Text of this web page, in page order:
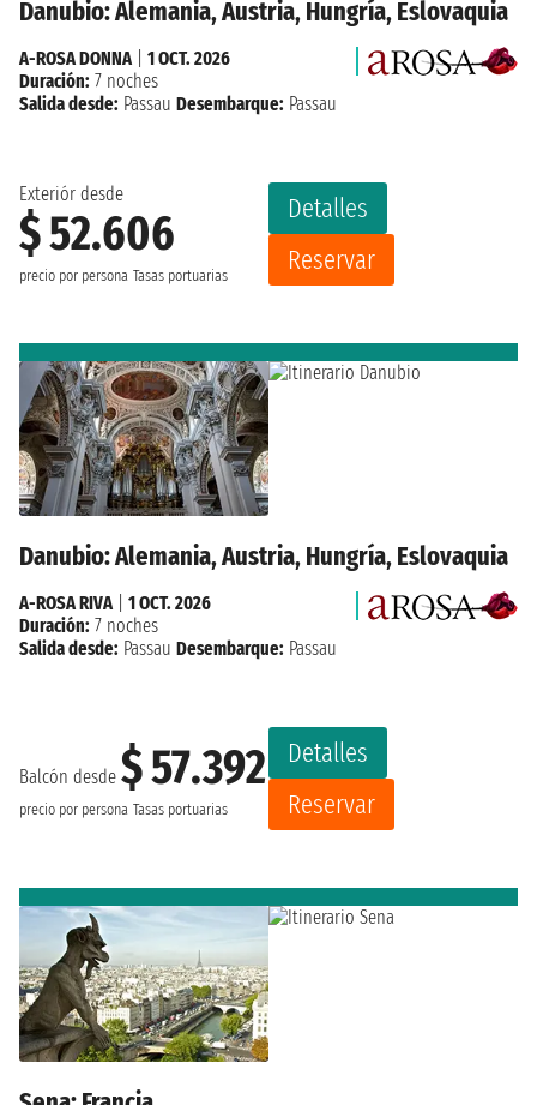
Danubio: Alemania, Austria, Hungría, Eslovaquia
Exteriór desde
$ 52.606
precio por persona Tasas portuarias
Detalles
Reservar
A-ROSA DONNA| 1 OCT. 2026
Duración: 7 noches
Salida desde: Passau Desembarque: Passau
Danubio: Alemania, Austria, Hungría, Eslovaquia
Balcón desde $ 57.392
precio por persona Tasas portuarias
Detalles
Reservar
A-ROSA RIVA| 1 OCT. 2026
Duración: 7 noches
Salida desde: Passau Desembarque: Passau